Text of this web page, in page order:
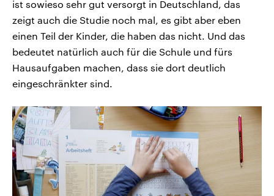
ist sowieso sehr gut versorgt in Deutschland, das
zeigt auch die Studie noch mal, es gibt aber eben
einen Teil der Kinder, die haben das nicht. Und das
bedeutet natürlich auch für die Schule und fürs
Hausaufgaben machen, dass sie dort deutlich
eingeschränkter sind.